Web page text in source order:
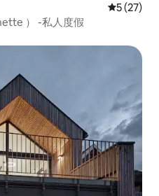
平均评分
5 (27)
） -私人度假